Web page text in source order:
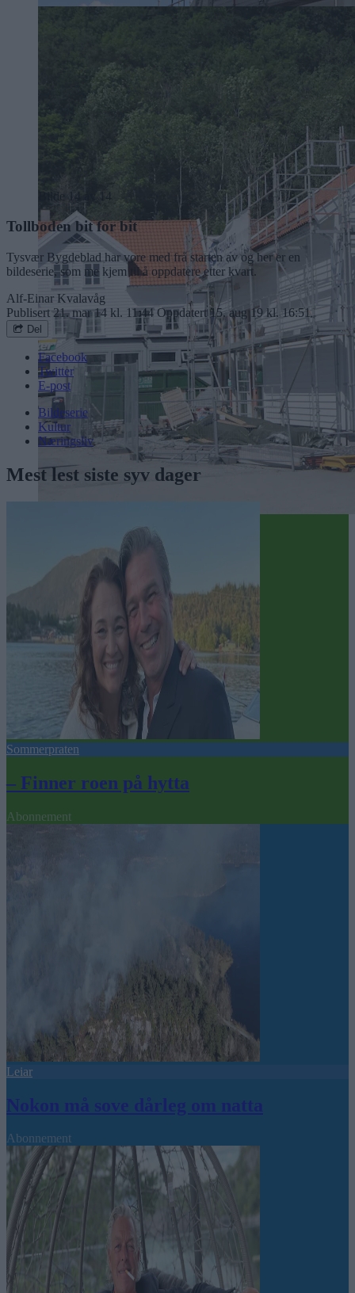
Bilde 14 av 14
Tollboden bit for bit
Tysvær Bygdeblad har vore med frå starten av og her er en
bildeserie, som me kjem til å oppdatere etter kvart.
Alf-Einar Kvalavåg
Publisert 21. mar 14 kl. 11:44 Oppdatert15. aug 19 kl. 16:51
Del
Facebook
Twitter
E-post
Bildeserie
Kultur
Næringsliv
Mest lest siste syv dager
Sommerpraten
– Finner roen på hytta
Abonnement
Leiar
Nokon må sove dårleg om natta
Abonnement